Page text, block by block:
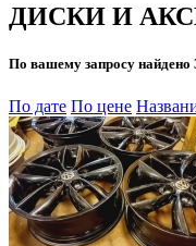
ДИСКИ И
По вашему запросу найдено
По дате По цене